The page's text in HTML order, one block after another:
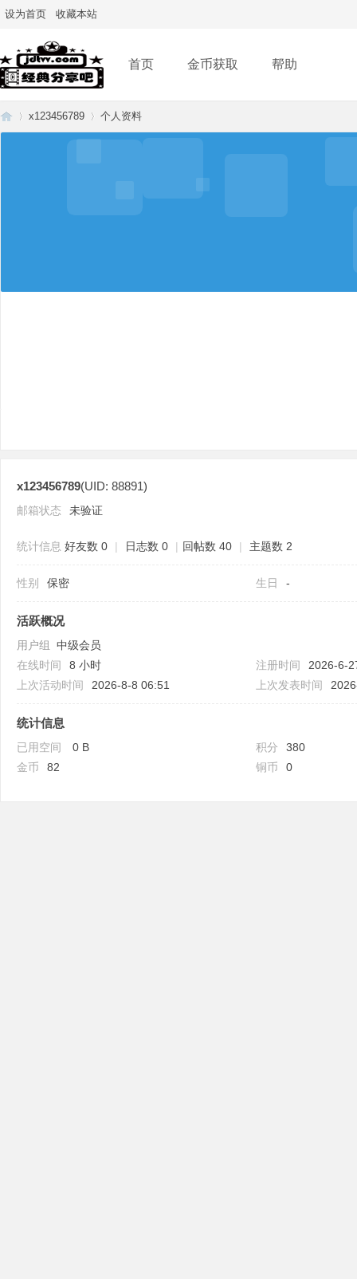
设为首页 收藏本站
首页 金币获取 帮助
x123456789 个人资料
x123456789(UID: 88891)
邮箱状态 未验证
统计信息 好友数 0 | 日志数 0 | 回帖数 40 | 主题数 2
性别 保密 生日 -
活跃概况
用户组 中级会员
在线时间
8 小时 注册时间
2026-6-
上次活动时间
2026-8-8 06:51 上次发表时间
统计信息
已用空间 0 B 积分
380
金币
82 铜币 0